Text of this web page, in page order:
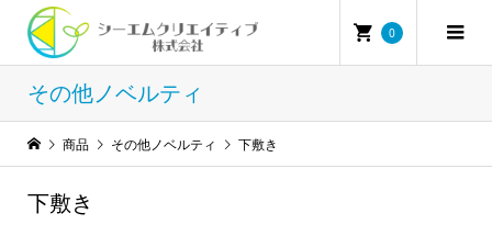
0
その他ノベルティ
商品 その他ノベルティ 下敷き
下敷き